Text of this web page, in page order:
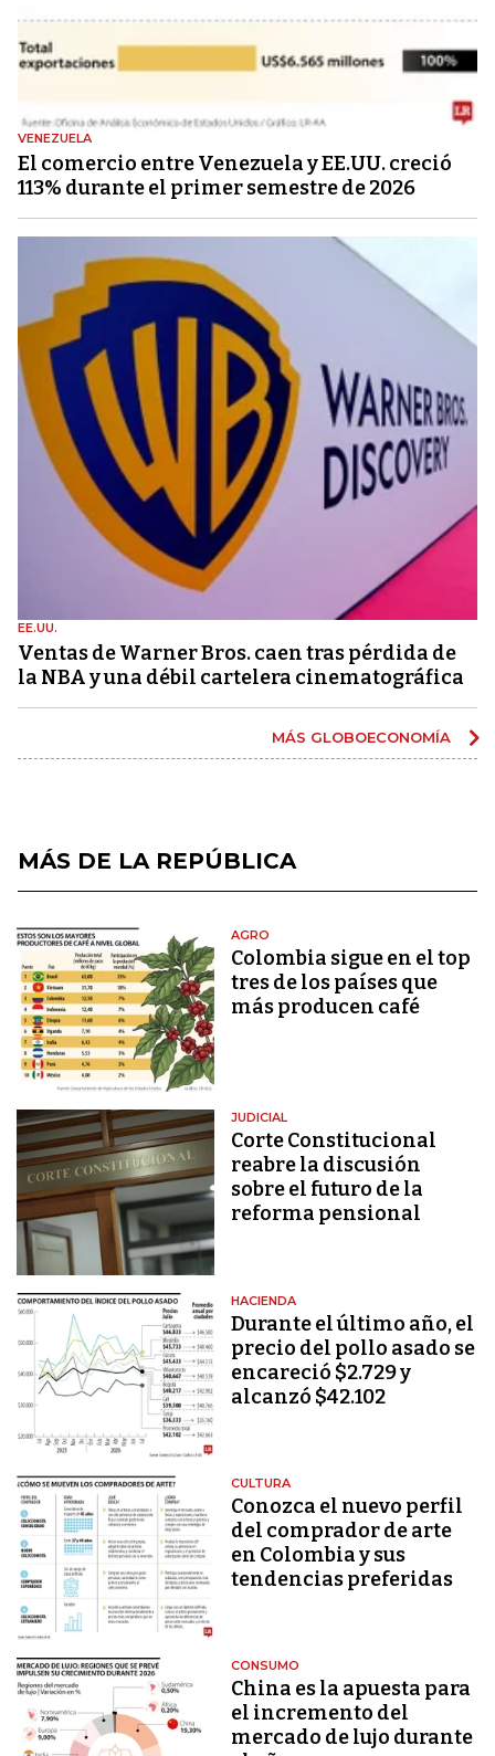
VENEZUELA
El comercio entre Venezuela y EE.UU. creció
113% durante el primer semestre de 2026
EE.UU.
Ventas de Warner Bros. caen tras pérdida de
la NBA y una débil cartelera cinematográfica
MÁS GLOBOECONOMÍA
MÁS DE LA REPÚBLICA
AGRO
Colombia sigue en el top
tres de los países que
más producen café
JUDICIAL
Corte Constitucional
reabre la discusión
sobre el futuro de la
reforma pensional
HACIENDA
Durante el último año, el
precio del pollo asado se
encareció $2.729 y
alcanzó $42.102
CULTURA
Conozca el nuevo perfil
del comprador de arte
en Colombia y sus
tendencias preferidas
CONSUMO
China es la apuesta para
el incremento del
mercado de lujo durante